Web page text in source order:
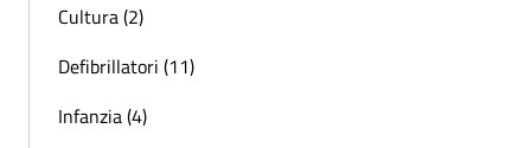
Cultura (2)
Defibrillatori (11)
Infanzia (4)